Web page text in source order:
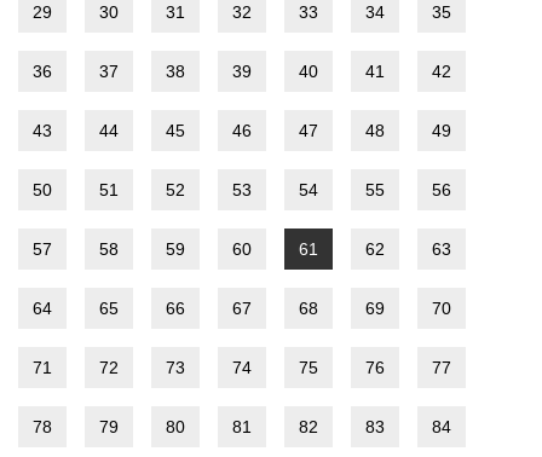
29 30 31 32 33 34 35
36 37 38 39 40 41 42
43 44 45 46 47 48 49
50 51 52 53 54 55 56
57 58 59 60 61 62 63
64 65 66 67 68 69 70
71 72 73 74 75 76 77
78 79 80 81 82 83 84